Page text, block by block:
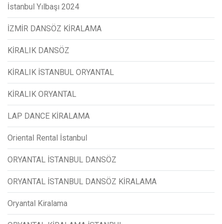
İstanbul Yılbaşı 2024
İZMİR DANSÖZ KİRALAMA
KİRALIK DANSÖZ
KİRALIK İSTANBUL ORYANTAL
KİRALIK ORYANTAL
LAP DANCE KİRALAMA
Oriental Rental İstanbul
ORYANTAL İSTANBUL DANSÖZ
ORYANTAL İSTANBUL DANSÖZ KİRALAMA
Oryantal Kiralama